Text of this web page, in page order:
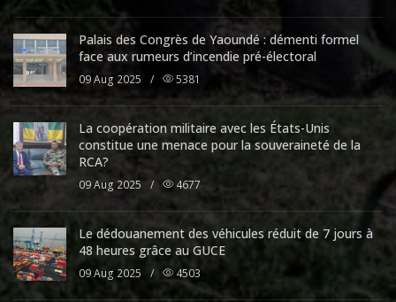
Palais des Congrès de Yaoundé : démenti formel
face aux rumeurs d’incendie pré-électoral
09 Aug 2025 / 5381
La coopération militaire avec les États-Unis
constitue une menace pour la souveraineté de la
RCA?
09 Aug 2025 / 4677
Le dédouanement des véhicules réduit de 7 jours à
48 heures grâce au GUCE
09 Aug 2025 / 4503